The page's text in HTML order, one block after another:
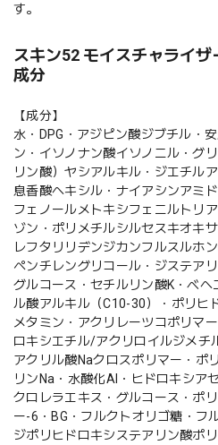
す。
スキン52 モイスチャライ
成分
【成分】
水・DPG・アジピン酸ジブチル・
ン・イソノナン酸イソノニル・グ
リン酸）ヤシアルキル・ジエチル
息香酸ヘキシル・ナイアシンアミ
フェノールメトキシフェニルトリ
ゾン・ポリメチルシルセスキオキ
レフタリリデンジカンフルスルホ
ペンチレングリコール・ジステア
グルコース・セチルリン酸K・ベ
ル酸アルキル（C10-30）・ポリヒ
メタミン・アクリレーツコポリマ
ロキシエチル/アクリロイルジメチ
アクリル酸Naクロスポリマー・ポ
リンNa・水酸化Al・ヒドロキシア
クロレラエキス・グルコース・ポ
ー-6・BG・フルクトオリゴ糖・フ
ジポリヒドロキシステアリン酸ポ